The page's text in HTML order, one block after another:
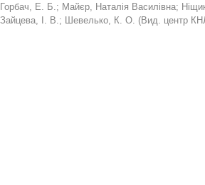
Горбач, Е. Б.; Майєр, Наталія Василівна;
Зайцева, І. В.; Шевелько, К. О. (Вид. центр